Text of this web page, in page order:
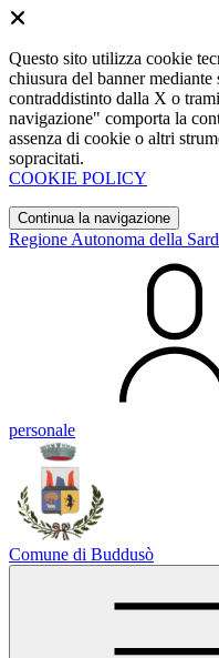
Questo sito utilizza cookie
chiusura del banner
contraddistinto dalla X o
navigazione" comporta la
assenza di cookie o altri
sopracitati.
COOKIE POLICY
Continua la navigazione
Regione Autonoma della
personale
Comune di Buddusò